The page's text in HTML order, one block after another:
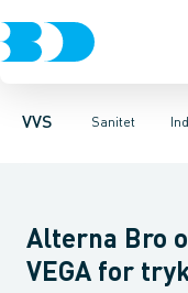
VVS Sanitet
Rør & fittings
Toiletter, sæder og
Høje Indbygnings
Alterna Bro
VEGA for